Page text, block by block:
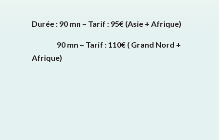
Durée : 90 mn – Tarif : 95€ (Asie + Afrique)
90 mn – Tarif : 110€ ( Grand Nord +
Afrique)